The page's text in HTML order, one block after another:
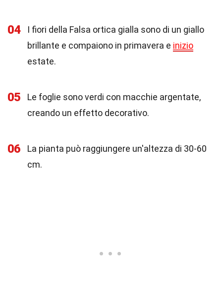
04
I fiori della Falsa ortica gialla sono di un giallo
brillante e compaiono in primavera e inizio
estate.
05
Le foglie sono verdi con macchie argentate,
creando un effetto decorativo.
06
La pianta può raggiungere un'altezza di 30-60
cm.